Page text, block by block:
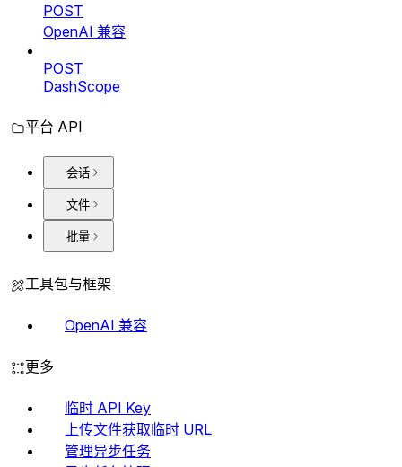
POST
OpenAI 兼容
POST
DashScope
平台 API
会话
文件
批量
工具包与框架
OpenAI 兼容
更多
临时 API Key
上传文件获取临时 URL
管理异步任务